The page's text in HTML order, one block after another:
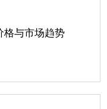
与市场趋势